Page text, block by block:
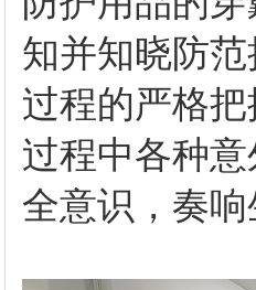
知并知晓防
过程的严格
过程中各种
全意识，奏